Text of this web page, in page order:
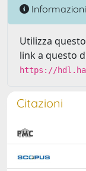
Informazioni
Utilizza
link a questo
https://
Citazioni